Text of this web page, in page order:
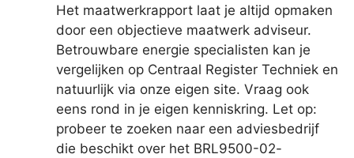
Het maatwerkrapport laat je altijd opmaken
door een objectieve maatwerk adviseur.
Betrouwbare energie specialisten kan je
vergelijken op Centraal Register Techniek en
natuurlijk via onze eigen site. Vraag ook
eens rond in je eigen kenniskring. Let op:
probeer te zoeken naar een adviesbedrijf
die beschikt over het BRL9500-02-